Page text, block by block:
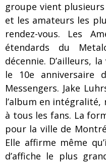
groupe vient
et les amateurs les
rendez-vous. Les
étendards du
décennie. D’ailleurs,
le 10e anniversaire
Messengers. Jake
l’album en intégralité,
à tous les fans. La
pour la ville de
Elle affirme même
d’affiche le plus